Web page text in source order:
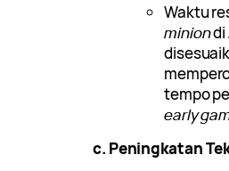
Waktu
miniondi
tempo
early
c. Peningkatan